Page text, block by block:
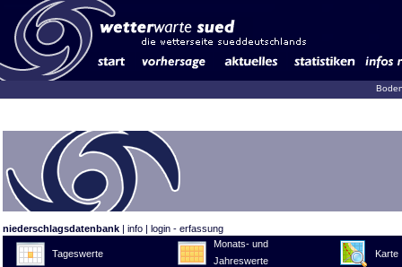
niederschlagsdatenbank | info | login - erfassung
Tageswerte
Monats- und
Jahreswerte
Karte